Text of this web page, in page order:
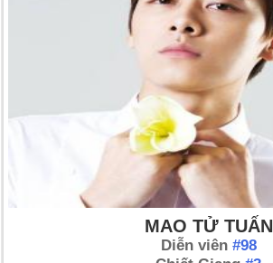
MAO TỬ TUẤN
Diễn viên #98